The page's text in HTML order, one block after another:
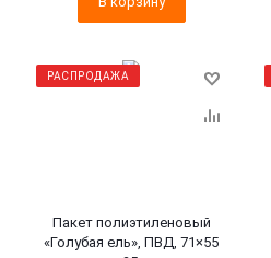
РАСПРОДАЖА
Пакет полиэтиленовый
«Голубая ель», ПВД, 71×55